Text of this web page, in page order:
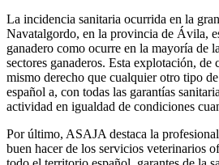
La incidencia sanitaria ocurrida en la
Navatalgordo, en la provincia de Ávila,
ganadero como ocurre en la mayoría de
sectores ganaderos. Esta explotación, de
mismo derecho que cualquier otro tipo
español a, con todas las garantías
actividad en igualdad de condiciones
Por último, ASAJA destaca la
buen hacer de los servicios veterinarios